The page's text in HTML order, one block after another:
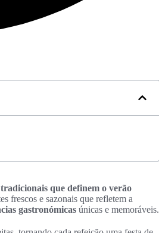
que definem o verão
frescos e sazonais que refletem a
gastronómicas únicas e memoráveis.